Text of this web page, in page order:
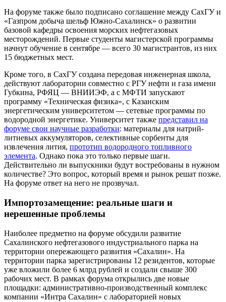
На форуме также было подписано соглашение между СахГУ и
«Газпром добыча шельф Южно-Сахалинск» о развитии
базовой кафедры освоения морских нефтегазовых
месторождений. Первые студенты магистерской программы
начнут обучение в сентябре — всего 30 магистрантов, из них
15 бюджетных мест.
Кроме того, в СахГУ создана передовая инженерная школа,
действуют лаборатории совместно с РГУ нефти и газа имени
Губкина, РФЯЦ — ВНИИЭФ, а с МФТИ запускают
программу «Техническая физика», с Казанским
энергетическим университетом — сетевые программы по
водородной энергетике. Университет также представил на
форуме свои научные разработки: материалы для натрий-
литиевых аккумуляторов, селективные сорбенты для
извлечения лития, прототип водородного топливного
элемента. Однако пока это только первые шаги.
Действительно ли выпускники будут востребованы в нужном
количестве? Это вопрос, который время и рынок решат позже.
На форуме ответ на него не прозвучал.
Импортозамещение: реальные шаги и
нерешенные проблемы
Наиболее предметно на форуме обсудили развитие
Сахалинского нефтегазового индустриального парка на
территории опережающего развития «Сахалин». На
территории парка зарегистрированы 12 резидентов, которые
уже вложили более 6 млрд рублей и создали свыше 300
рабочих мест. В рамках форума открылись две новые
площадки: административно-производственный комплекс
компании «Интра Сахалин» с лабораторией новых